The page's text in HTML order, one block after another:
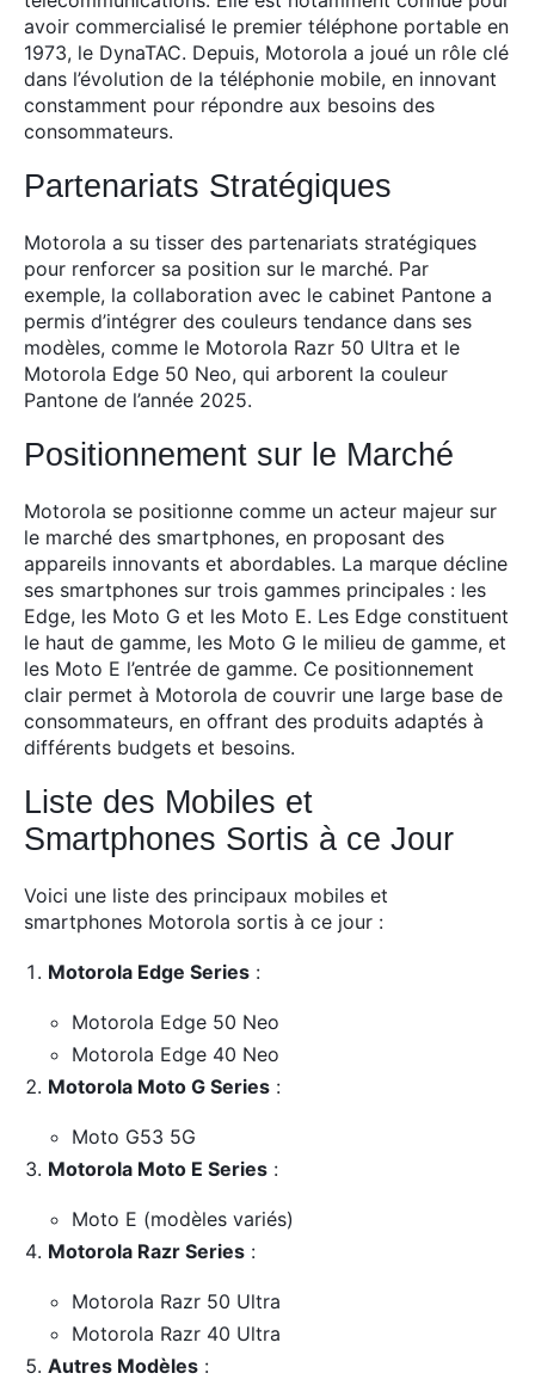
avoir commercialisé le premier téléphone portable en
1973, le DynaTAC. Depuis, Motorola a joué un rôle clé
dans l’évolution de la téléphonie mobile, en innovant
constamment pour répondre aux besoins des
consommateurs.
Partenariats Stratégiques
Motorola a su tisser des partenariats stratégiques
pour renforcer sa position sur le marché. Par
exemple, la collaboration avec le cabinet Pantone a
permis d’intégrer des couleurs tendance dans ses
modèles, comme le Motorola Razr 50 Ultra et le
Motorola Edge 50 Neo, qui arborent la couleur
Pantone de l’année 2025.
Positionnement sur le Marché
Motorola se positionne comme un acteur majeur sur
le marché des smartphones, en proposant des
appareils innovants et abordables. La marque décline
ses smartphones sur trois gammes principales : les
Edge, les Moto G et les Moto E. Les Edge constituent
le haut de gamme, les Moto G le milieu de gamme, et
les Moto E l’entrée de gamme. Ce positionnement
clair permet à Motorola de couvrir une large base de
consommateurs, en offrant des produits adaptés à
différents budgets et besoins.
Liste des Mobiles et
Smartphones Sortis à ce Jour
Voici une liste des principaux mobiles et
smartphones Motorola sortis à ce jour :
Motorola Edge Series :
Motorola Edge 50 Neo
Motorola Edge 40 Neo
Motorola Moto G Series :
Moto G53 5G
Motorola Moto E Series :
Moto E (modèles variés)
Motorola Razr Series :
Motorola Razr 50 Ultra
Motorola Razr 40 Ultra
Autres Modèles :